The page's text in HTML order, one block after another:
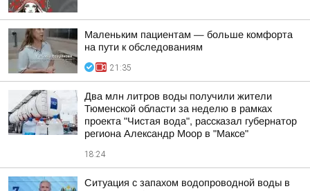
Маленьким пациентам — больше комфорта
на пути к обследованиям
21:35
Два млн литров воды получили жители
Тюменской области за неделю в рамках
проекта "Чистая вода", рассказал губернатор
региона Александр Моор в "Максе"
18:24
Ситуация с запахом водопроводной воды в